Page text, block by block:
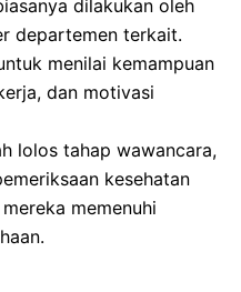
dilakukan oleh
departemen terkait.
menilai kemampuan
dan motivasi
lolos tahap wawancara,
kesehatan
memenuhi